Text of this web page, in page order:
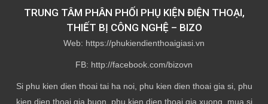
TRUNG TÂM PHÂN PHỐI PHỤ KIỆN ĐIỆN THOẠI,
THIẾT BỊ CÔNG NGHỆ – BIZO
Web: https://phukiendienthoaigiasi.vn
FB: http://facebook.com/bizovn
Si phu kien dien thoai tai ha noi, phu kien dien thoai gia si, phu
kien dien thoai gia buon, phu kien dien thoai gia xuong, mua si